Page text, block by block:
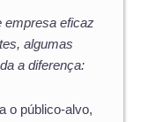
empresa eficaz
algumas
a diferença:
o público-alvo,